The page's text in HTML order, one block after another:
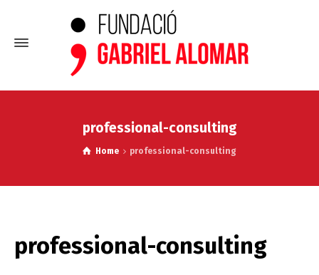
professional-consulting
Home professional-consulting
professional-consulting